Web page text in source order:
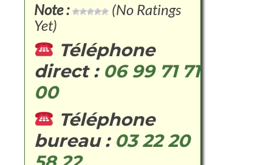
Note :
(No Ratings
Yet)
Téléphone
direct : 06 99 71 71
00
Téléphone
bureau : 03 22 20